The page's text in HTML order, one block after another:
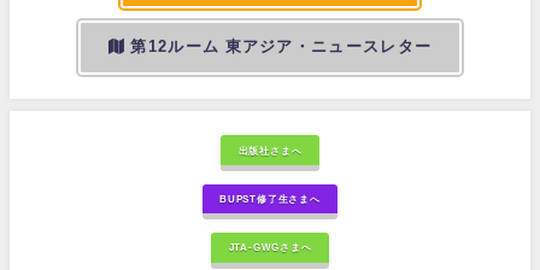
第12ルーム 東アジア・ニュースレター
出版社さまへ
BUPST修了生さまへ
JTA-GWGさまへ